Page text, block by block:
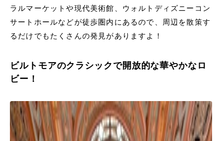
ラルマーケットや現代美術館、ウォルトディズニーコン
サートホールなどが徒歩圏内にあるので、周辺を散策す
るだけでもたくさんの発見がありますよ！
ビルトモアのクラシックで開放的な華やかなロ
ビー！